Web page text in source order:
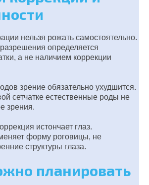
нельзя рожать самостоятельно.
определяется
а не наличием коррекции
зрение обязательно ухудшится.
сетчатке естественные роды не
зрения.
истончает глаз.
форму роговицы, не
структуры глаза.
планировать